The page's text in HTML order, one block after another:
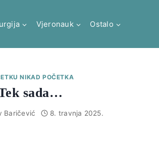
Vjeronauk Ostalo
NIKAD POČETKA
sada…
Baričević 8. travnja 2025.